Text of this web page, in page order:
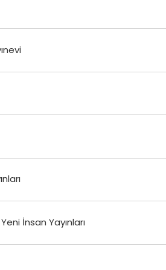
İnsan Yayınları